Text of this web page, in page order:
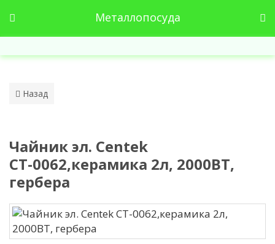
Металлопосуда
Назад
Чайник эл. Centek
СТ-0062,керамика 2л, 2000ВТ,
гербера